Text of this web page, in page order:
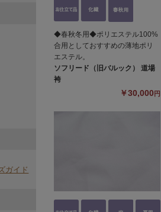
◆春秋冬用◆ポリエステル100%
合用としておすすめの薄地ポリ
エステル。
ソフリード（旧バルック） 道場
袴
￥30,000 円
ガイド